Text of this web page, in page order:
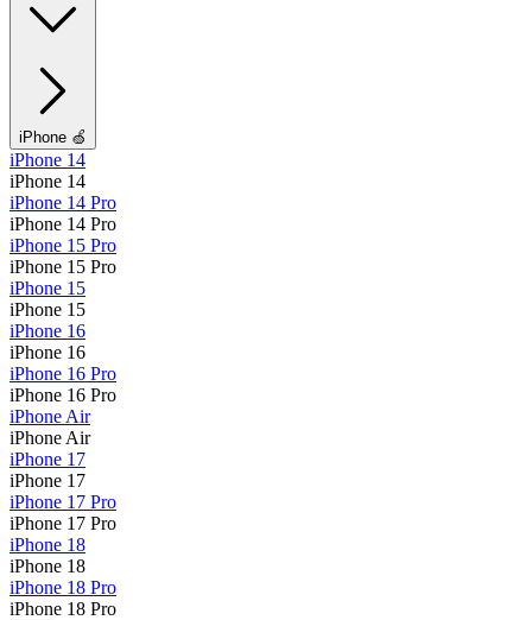
iPhone 🍏
iPhone 14
iPhone 14
iPhone 14 Pro
iPhone 14 Pro
iPhone 15 Pro
iPhone 15 Pro
iPhone 15
iPhone 15
iPhone 16
iPhone 16
iPhone 16 Pro
iPhone 16 Pro
iPhone Air
iPhone Air
iPhone 17
iPhone 17
iPhone 17 Pro
iPhone 17 Pro
iPhone 18
iPhone 18
iPhone 18 Pro
iPhone 18 Pro